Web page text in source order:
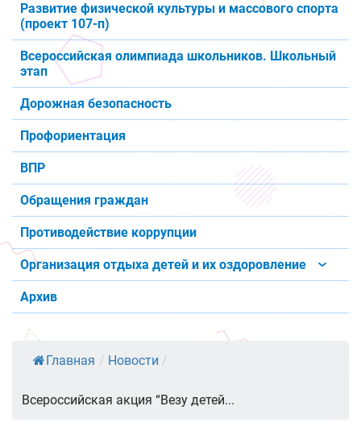
Развитие физической культуры и массового спорта
(проект 107-п)
Всероссийская олимпиада школьников. Школьный
этап
Дорожная безопасность
Профориентация
ВПР
Обращения граждан
Противодействие коррупции
Организация отдыха детей и их оздоровление
Архив
Главная / Новости /
Всероссийская акция “Везу детей...